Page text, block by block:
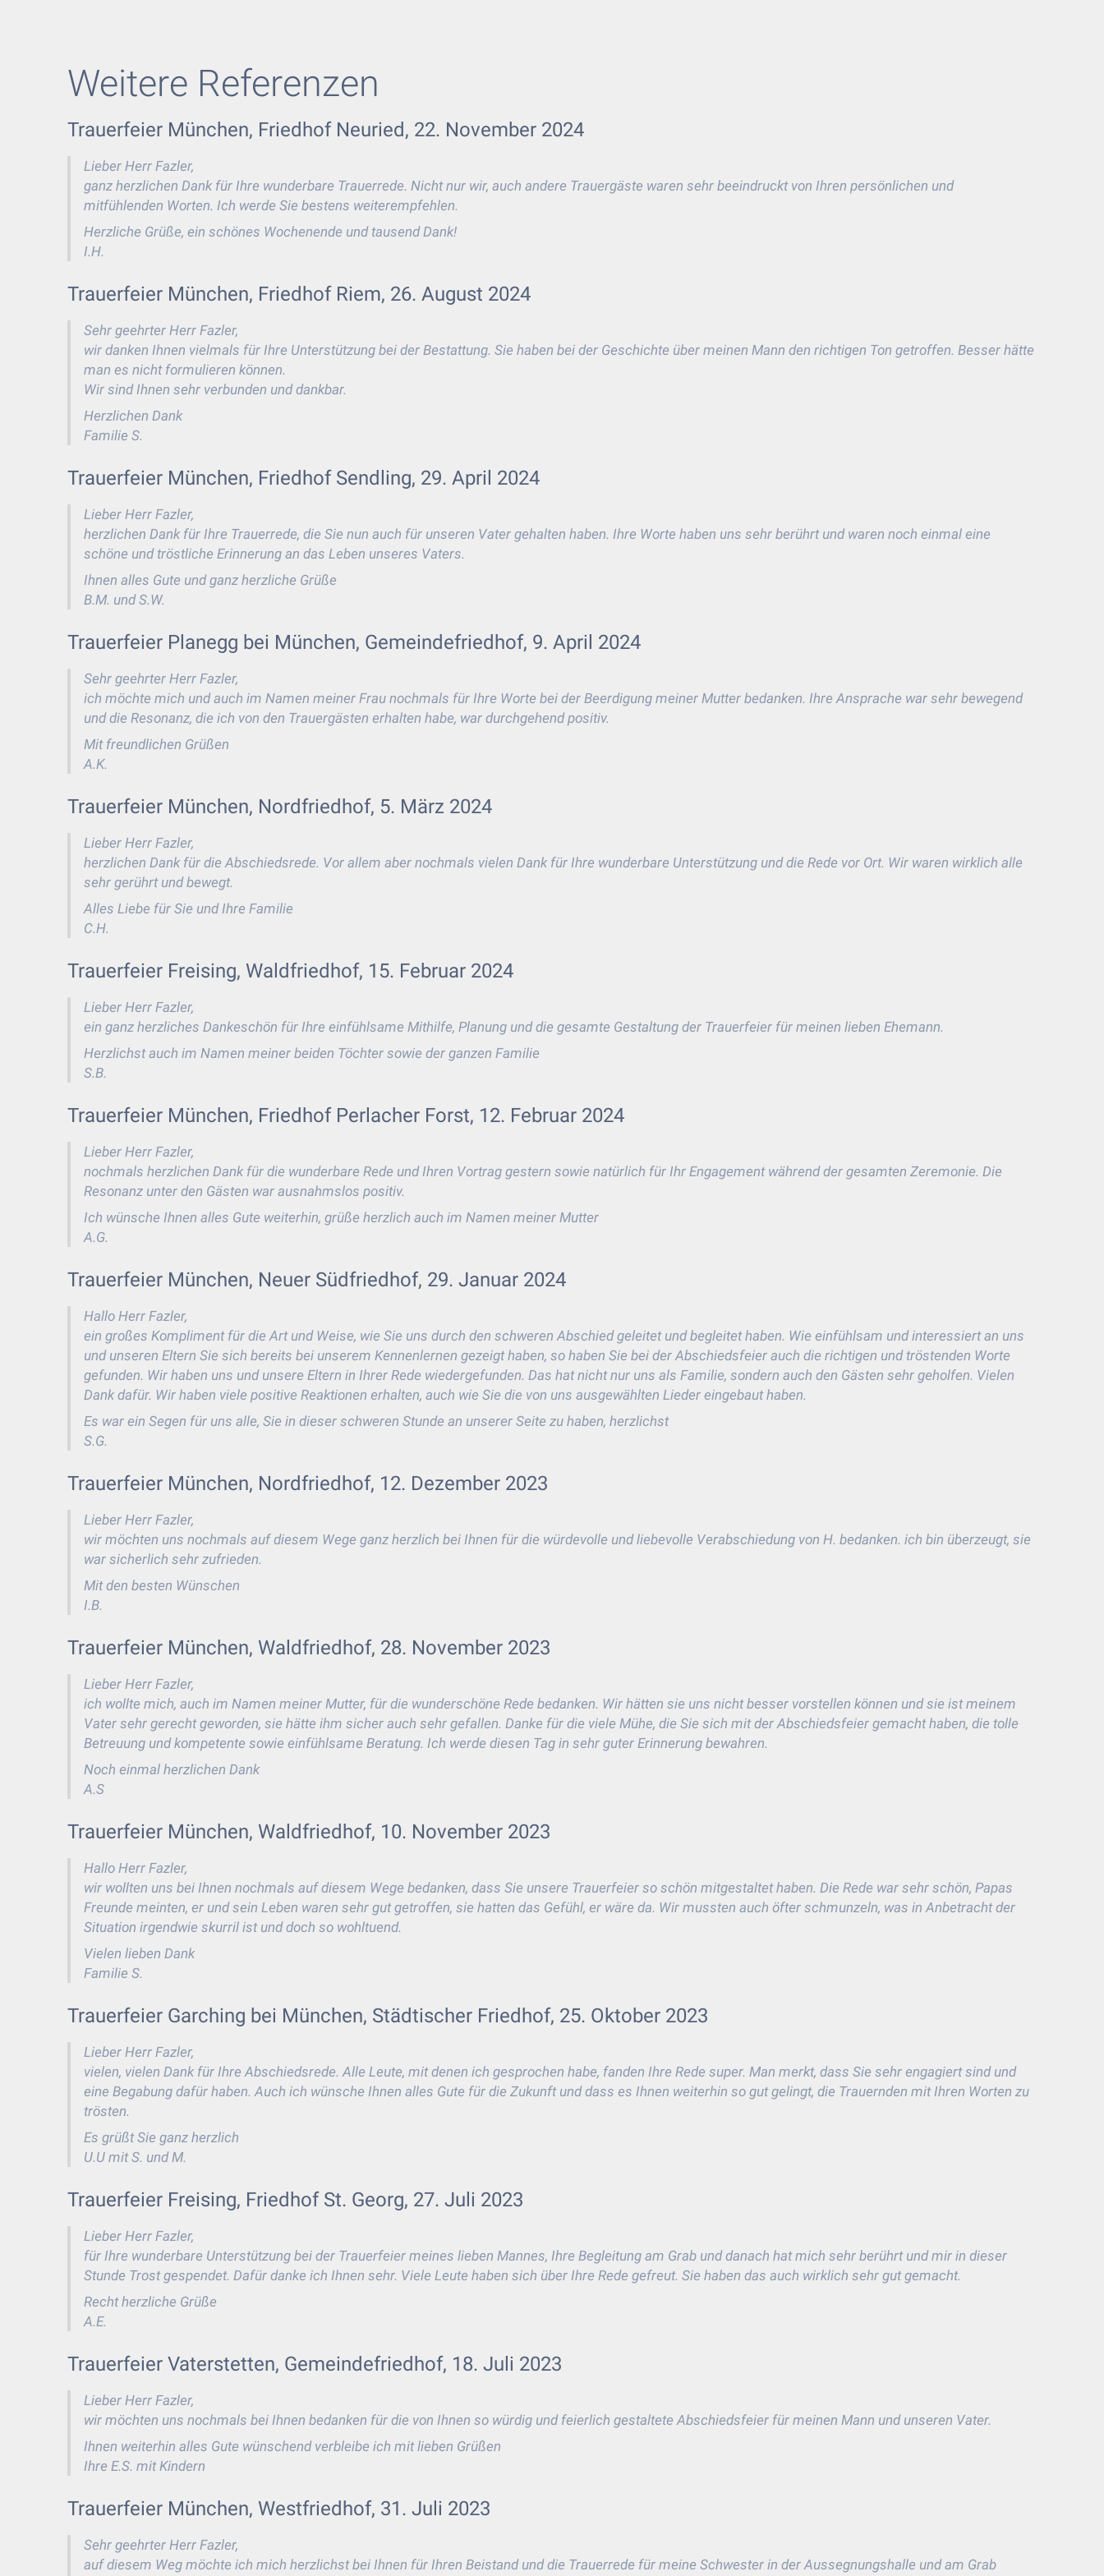
Weitere Referenzen
Trauerfeier München, Friedhof Neuried, 22. November 2024
Lieber Herr Fazler,
ganz herzlichen Dank für Ihre wunderbare Trauerrede. Nicht nur wir, auch andere Trauergäste waren sehr beeindruckt von Ihren persönlichen und
mitfühlenden Worten. Ich werde Sie bestens weiterempfehlen.
Herzliche Grüße, ein schönes Wochenende und tausend Dank!
I.H.
Trauerfeier München, Friedhof Riem, 26. August 2024
Sehr geehrter Herr Fazler,
wir danken Ihnen vielmals für Ihre Unterstützung bei der Bestattung. Sie haben bei der Geschichte über meinen Mann den richtigen Ton getroffen. Besser hätte
man es nicht formulieren können.
Wir sind Ihnen sehr verbunden und dankbar.
Herzlichen Dank
Familie S.
Trauerfeier München, Friedhof Sendling, 29. April 2024
Lieber Herr Fazler,
herzlichen Dank für Ihre Trauerrede, die Sie nun auch für unseren Vater gehalten haben. Ihre Worte haben uns sehr berührt und waren noch einmal eine
schöne und tröstliche Erinnerung an das Leben unseres Vaters.
Ihnen alles Gute und ganz herzliche Grüße
B.M. und S.W.
Trauerfeier Planegg bei München, Gemeindefriedhof, 9. April 2024
Sehr geehrter Herr Fazler,
ich möchte mich und auch im Namen meiner Frau nochmals für Ihre Worte bei der Beerdigung meiner Mutter bedanken. Ihre Ansprache war sehr bewegend
und die Resonanz, die ich von den Trauergästen erhalten habe, war durchgehend positiv.
Mit freundlichen Grüßen
A.K.
Trauerfeier München, Nordfriedhof, 5. März 2024
Lieber Herr Fazler,
herzlichen Dank für die Abschiedsrede. Vor allem aber nochmals vielen Dank für Ihre wunderbare Unterstützung und die Rede vor Ort. Wir waren wirklich alle
sehr gerührt und bewegt.
Alles Liebe für Sie und Ihre Familie
C.H.
Trauerfeier Freising, Waldfriedhof, 15. Februar 2024
Lieber Herr Fazler,
ein ganz herzliches Dankeschön für Ihre einfühlsame Mithilfe, Planung und die gesamte Gestaltung der Trauerfeier für meinen lieben Ehemann.
Herzlichst auch im Namen meiner beiden Töchter sowie der ganzen Familie
S.B.
Trauerfeier München, Friedhof Perlacher Forst, 12. Februar 2024
Lieber Herr Fazler,
nochmals herzlichen Dank für die wunderbare Rede und Ihren Vortrag gestern sowie natürlich für Ihr Engagement während der gesamten Zeremonie. Die
Resonanz unter den Gästen war ausnahmslos positiv.
Ich wünsche Ihnen alles Gute weiterhin, grüße herzlich auch im Namen meiner Mutter
A.G.
Trauerfeier München, Neuer Südfriedhof, 29. Januar 2024
Hallo Herr Fazler,
ein großes Kompliment für die Art und Weise, wie Sie uns durch den schweren Abschied geleitet und begleitet haben. Wie einfühlsam und interessiert an uns
und unseren Eltern Sie sich bereits bei unserem Kennenlernen gezeigt haben, so haben Sie bei der Abschiedsfeier auch die richtigen und tröstenden Worte
gefunden. Wir haben uns und unsere Eltern in Ihrer Rede wiedergefunden. Das hat nicht nur uns als Familie, sondern auch den Gästen sehr geholfen. Vielen
Dank dafür. Wir haben viele positive Reaktionen erhalten, auch wie Sie die von uns ausgewählten Lieder eingebaut haben.
Es war ein Segen für uns alle, Sie in dieser schweren Stunde an unserer Seite zu haben, herzlichst
S.G.
Trauerfeier München, Nordfriedhof, 12. Dezember 2023
Lieber Herr Fazler,
wir möchten uns nochmals auf diesem Wege ganz herzlich bei Ihnen für die würdevolle und liebevolle Verabschiedung von H. bedanken. ich bin überzeugt, sie
war sicherlich sehr zufrieden.
Mit den besten Wünschen
I.B.
Trauerfeier München, Waldfriedhof, 28. November 2023
Lieber Herr Fazler,
ich wollte mich, auch im Namen meiner Mutter, für die wunderschöne Rede bedanken. Wir hätten sie uns nicht besser vorstellen können und sie ist meinem
Vater sehr gerecht geworden, sie hätte ihm sicher auch sehr gefallen. Danke für die viele Mühe, die Sie sich mit der Abschiedsfeier gemacht haben, die tolle
Betreuung und kompetente sowie einfühlsame Beratung. Ich werde diesen Tag in sehr guter Erinnerung bewahren.
Noch einmal herzlichen Dank
A.S
Trauerfeier München, Waldfriedhof, 10. November 2023
Hallo Herr Fazler,
wir wollten uns bei Ihnen nochmals auf diesem Wege bedanken, dass Sie unsere Trauerfeier so schön mitgestaltet haben. Die Rede war sehr schön, Papas
Freunde meinten, er und sein Leben waren sehr gut getroffen, sie hatten das Gefühl, er wäre da. Wir mussten auch öfter schmunzeln, was in Anbetracht der
Situation irgendwie skurril ist und doch so wohltuend.
Vielen lieben Dank
Familie S.
Trauerfeier Garching bei München, Städtischer Friedhof, 25. Oktober 2023
Lieber Herr Fazler,
vielen, vielen Dank für Ihre Abschiedsrede. Alle Leute, mit denen ich gesprochen habe, fanden Ihre Rede super. Man merkt, dass Sie sehr engagiert sind und
eine Begabung dafür haben. Auch ich wünsche Ihnen alles Gute für die Zukunft und dass es Ihnen weiterhin so gut gelingt, die Trauernden mit Ihren Worten zu
trösten.
Es grüßt Sie ganz herzlich
U.U mit S. und M.
Trauerfeier Freising, Friedhof St. Georg, 27. Juli 2023
Lieber Herr Fazler,
für Ihre wunderbare Unterstützung bei der Trauerfeier meines lieben Mannes, Ihre Begleitung am Grab und danach hat mich sehr berührt und mir in dieser
Stunde Trost gespendet. Dafür danke ich Ihnen sehr. Viele Leute haben sich über Ihre Rede gefreut. Sie haben das auch wirklich sehr gut gemacht.
Recht herzliche Grüße
A.E.
Trauerfeier Vaterstetten, Gemeindefriedhof, 18. Juli 2023
Lieber Herr Fazler,
wir möchten uns nochmals bei Ihnen bedanken für die von Ihnen so würdig und feierlich gestaltete Abschiedsfeier für meinen Mann und unseren Vater.
Ihnen weiterhin alles Gute wünschend verbleibe ich mit lieben Grüßen
Ihre E.S. mit Kindern
Trauerfeier München, Westfriedhof, 31. Juli 2023
Sehr geehrter Herr Fazler,
auf diesem Weg möchte ich mich herzlichst bei Ihnen für Ihren Beistand und die Trauerrede für meine Schwester in der Aussegnungshalle und am Grab